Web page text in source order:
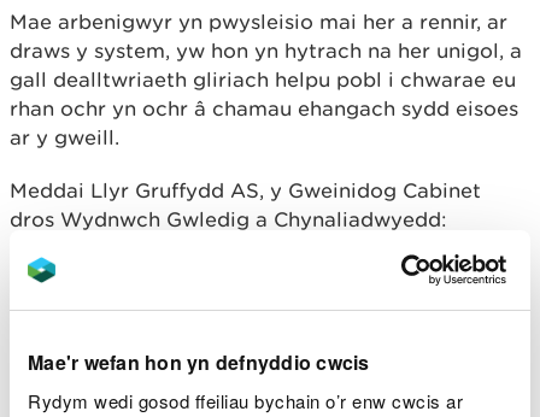
Mae'r wefan hon yn defnyddio cwcis
Rydym wedi gosod ffeiliau bychain o’r enw cwcis ar
Mae arbenigwyr yn pwysleisio mai her a rennir, ar
draws y system, yw hon yn hytrach na her unigol, a
gall dealltwriaeth gliriach helpu pobl i chwarae eu
rhan ochr yn ochr â chamau ehangach sydd eisoes
ar y gweill.
Meddai Llyr Gruffydd AS, y Gweinidog Cabinet
dros Wydnwch Gwledig a Chynaliadwyedd:
“Dŵr yw un o’n hasedau naturiol mwyaf
ddefnyddio bob dydd yn wirioneddol